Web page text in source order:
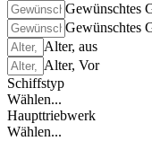
Gewünschtes
Gewünschtes
Alter, aus
Alter, Vor
Schiffstyp
Wählen...
Haupttriebwerk
Wählen...